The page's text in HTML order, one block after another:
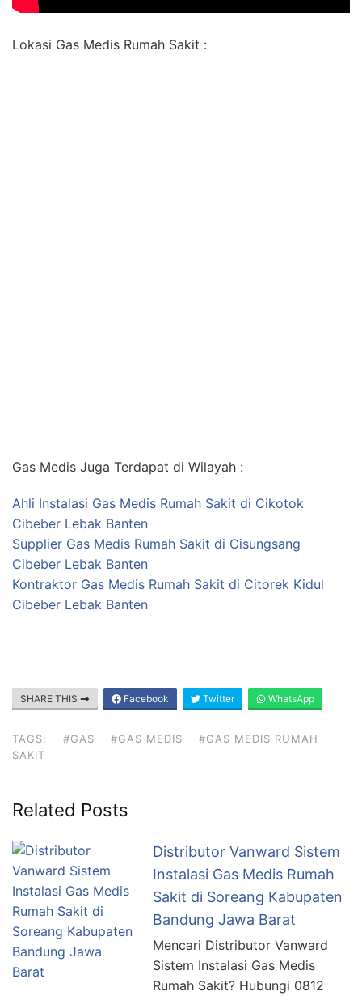
Lokasi Gas Medis Rumah Sakit :
Gas Medis Juga Terdapat di Wilayah :
Ahli Instalasi Gas Medis Rumah Sakit di Cikotok
Cibeber Lebak Banten
Supplier Gas Medis Rumah Sakit di Cisungsang
Cibeber Lebak Banten
Kontraktor Gas Medis Rumah Sakit di Citorek Kidul
Cibeber Lebak Banten
SHARE THIS Facebook Twitter WhatsApp
TAGS: #GAS #GAS MEDIS
#GAS MEDIS RUMAH
SAKIT
Related Posts
Distributor Vanward Sistem
Instalasi Gas Medis Rumah
Sakit di Soreang Kabupaten
Bandung Jawa Barat
Mencari Distributor Vanward
Sistem Instalasi Gas Medis
Rumah Sakit? Hubungi 0812